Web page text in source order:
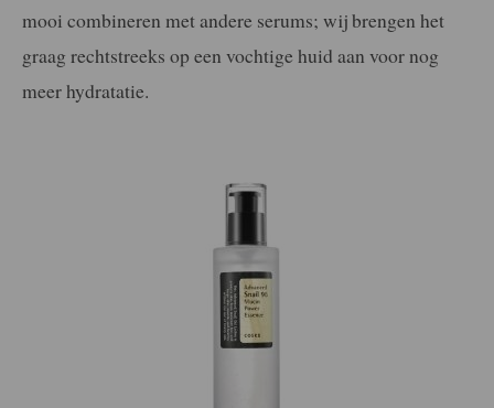
mooi combineren met andere serums; wij brengen het
graag rechtstreeks op een vochtige huid aan voor nog
meer hydratatie.